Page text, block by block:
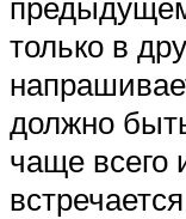
только в
должно
чаще всего